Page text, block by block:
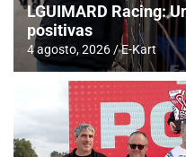
LGUIMARD Racing:
positivas
4 agosto, 2026 E-Kart